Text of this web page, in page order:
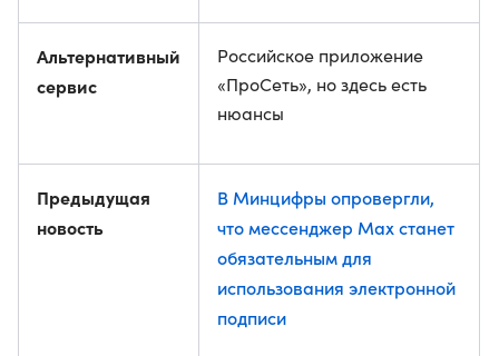
Альтернативный
сервис
Российское приложение
«ПроСеть», но здесь есть
нюансы
Предыдущая
новость
В Минцифры опровергли,
что мессенджер Max станет
обязательным для
использования электронной
подписи